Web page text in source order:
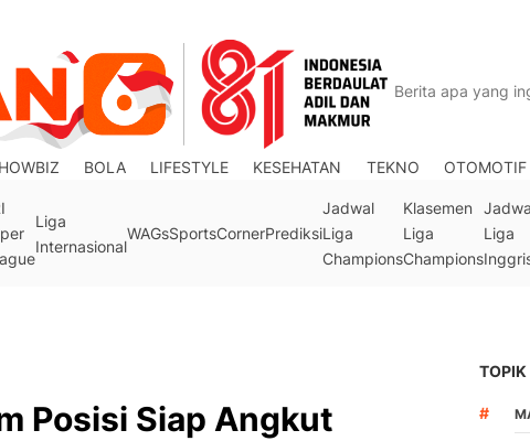
BOLA LIFESTYLE KESEHATAN TEKNO OTOMOTIF
Liga
Internasional
WAGsSportsCornerPrediksi
Jadwal
Liga
Champions
Klasemen
Liga
Champions
Liga
Posisi Siap Angkut
TOPIK
#